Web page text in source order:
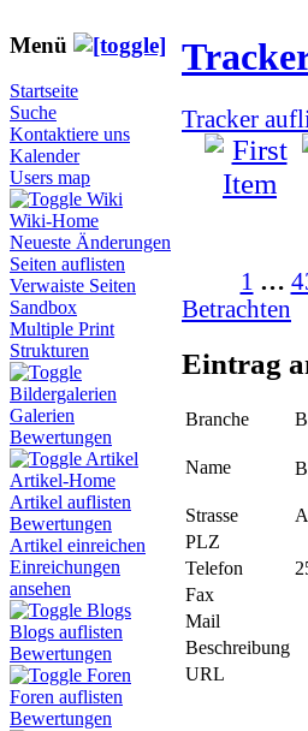
Menü
Startseite
Suche
Kontaktiere uns
Kalender
Users map
Wiki
Wiki-Home
Neueste Änderungen
Seiten auflisten
Verwaiste Seiten
Sandbox
Multiple Print
Strukturen
Bildergalerien
Galerien
Bewertungen
Artikel
Artikel-Home
Artikel auflisten
Bewertungen
Artikel einreichen
Einreichungen
ansehen
Blogs
Blogs auflisten
Bewertungen
Foren
Foren auflisten
Bewertungen
Tracker
1 …
Betrachten
Eintrag
Branche
Name
Strasse
PLZ
Telefon
Fax
Mail
Beschreibung
URL